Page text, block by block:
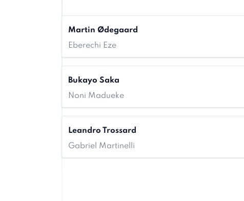
Martin Ødegaard
Eberechi Eze
Bukayo Saka
Noni Madueke
Leandro Trossard
Gabriel Martinelli